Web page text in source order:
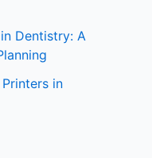
Dentistry: A
in